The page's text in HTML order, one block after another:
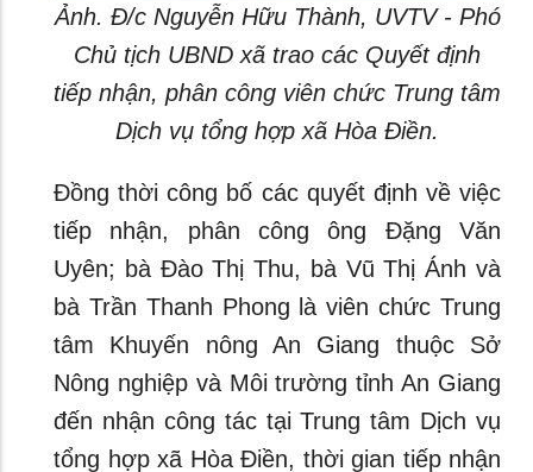
Ảnh. Đ/c Nguyễn Hữu Thành, UVTV - Phó
Chủ tịch UBND xã trao các Quyết định
tiếp nhận, phân công viên chức Trung tâm
Dịch vụ tổng hợp xã Hòa Điền.
Đồng thời công bố các quyết định về việc
tiếp nhận, phân công ông Đặng Văn
Uyên; bà Đào Thị Thu, bà Vũ Thị Ánh và
bà Trần Thanh Phong là viên chức Trung
tâm Khuyến nông An Giang thuộc Sở
Nông nghiệp và Môi trường tỉnh An Giang
đến nhận công tác tại Trung tâm Dịch vụ
tổng hợp xã Hòa Điền, thời gian tiếp nhận